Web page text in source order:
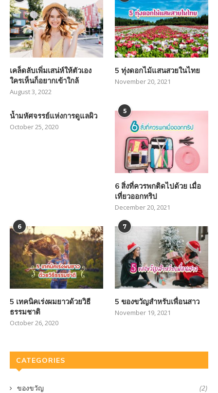
เคล็ดลับเพิ่มเสน่ห์ให้ตัวเอง
ใครเห็นก็อยากเข้าใกล้
August 3, 2022
5 ทุ่งดอกไม้แสนสวยในไทย
November 20, 2021
น้ำมหัศจรรย์แห่งการดูแลผิว
October 25, 2020
5
6 สิ่งที่ควรพกติดไปด้วย เมื่อ
เที่ยวออกทริป
December 20, 2021
6
5 เทคนิคเร่งผมยาวด้วยวิธี
ธรรมชาติ
October 26, 2020
7
5 ของขวัญสำหรับเพื่อนสาว
November 19, 2021
CATEGORIES
ของขวัญ (2)